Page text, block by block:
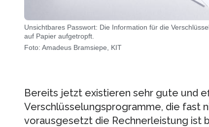
Unsichtbares Passwort: Die Information für die
auf Papier aufgetropft.
Foto: Amadeus Bramsiepe, KIT
Bereits jetzt existieren sehr gute und
Verschlüsselungsprogramme, die fast
vorausgesetzt die Rechnerleistung ist